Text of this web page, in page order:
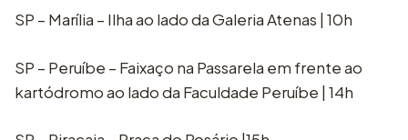
SP – Marília – Ilha ao lado da Galeria Atenas | 10h
SP – Peruíbe – Faixaço na Passarela em frente ao
kartódromo ao lado da Faculdade Peruíbe | 14h